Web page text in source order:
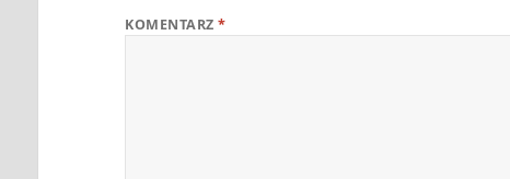
KOMENTARZ*